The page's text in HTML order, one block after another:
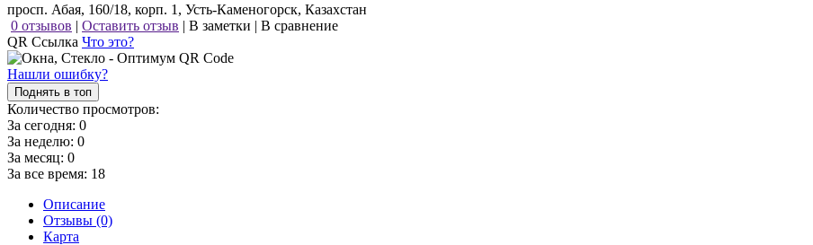
просп. Абая, 160/18, корп. 1, Усть-Каменогорск, Казахстан
0 отзывов | Оставить отзыв | В заметки | В сравнение
QR Ссылка Что это?
Нашли ошибку?
Поднять в топ
Количество просмотров:
За сегодня: 0
За неделю: 0
За месяц: 0
За все время: 18
Описание
Отзывы (0)
Карта